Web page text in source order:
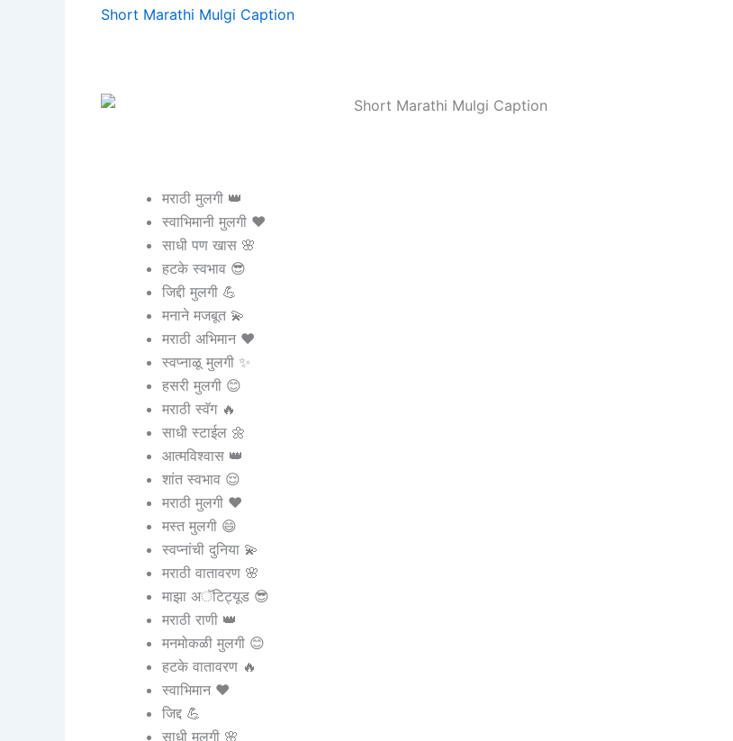
Short Marathi Mulgi Caption
मराठी मुलगी 👑
स्वाभिमानी मुलगी ❤️
साधी पण खास 🌸
हटके स्वभाव 😎
जिद्दी मुलगी 💪
मनाने मजबूत 💫
मराठी अभिमान ❤️
स्वप्नाळू मुलगी ✨
हसरी मुलगी 😊
मराठी स्वॅग 🔥
साधी स्टाईल 🌼
आत्मविश्वास 👑
शांत स्वभाव 😌
मराठी मुलगी ❤️
मस्त मुलगी 😄
स्वप्नांची दुनिया 💫
मराठी वातावरण 🌸
माझा अॅटिट्यूड 😎
मराठी राणी 👑
मनमोकळी मुलगी 😊
हटके वातावरण 🔥
स्वाभिमान ❤️
जिद्द 💪
साधी मुलगी 🌸